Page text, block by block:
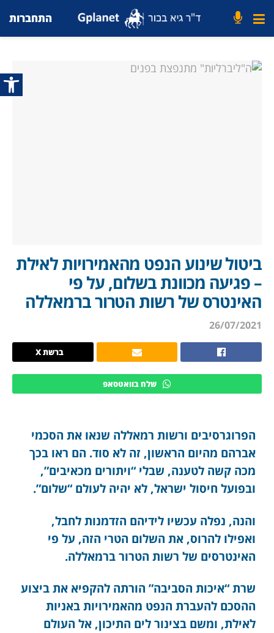
פתח
התחברות
ביטול שינוע הנפט מהאמירויות לאילת
– פגיעה מכוונת בשלום, על פי
האינטרס של רשות הטרור ברמאללה
26/07/2021
ברשת X
שלח בוואטסאפ
הפרוגרסיבים ורשות רמאללה שנאו את הסכמי
אברהם מהיום הראשון, זה לא סוד. הם ראו בכך
מכה קשה לטענה, שבלי “ויתורים מכאיבים”,
ובפועל חיסול ישראל, לא יהיה לעולם “שלום”.
והנה, נפלה עכשיו לידיהם הזדמנות לחבל,
ואפילו להרוס, את השלום הטרי הזה, על פי
האינטרסים של רשות הטרור ברמאללה.
שרת “איכות הסביבה” הורתה להקפיא את ביצוע
ההסכם להעברת הנפט מהאמירויות באניות
לאילת, ומשם בצינור לים התיכון, אל העולם